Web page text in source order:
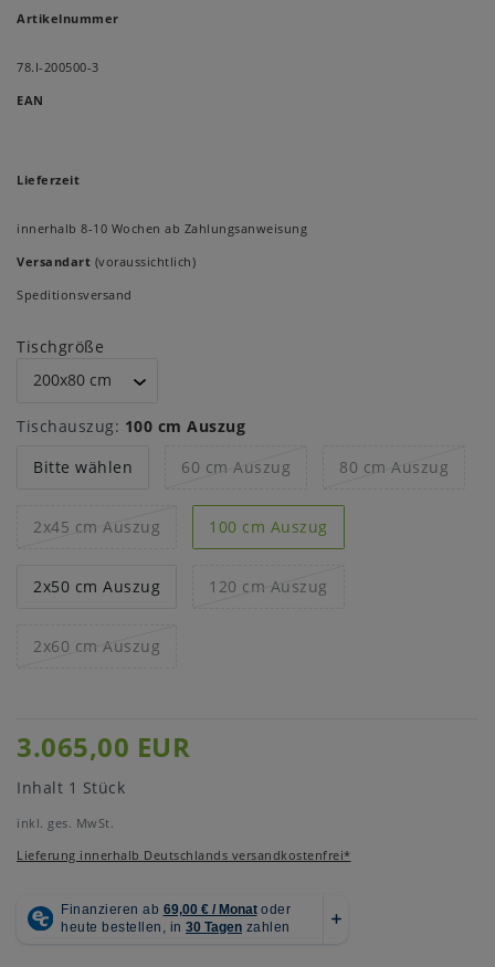
Artikelnummer
78.I-200500-3
EAN
Lieferzeit
innerhalb 8-10 Wochen ab Zahlungsanweisung
Versandart (voraussichtlich)
Speditionsversand
Tischgröße
Tischauszug: 100 cm Auszug
Bitte wählen
60 cm Auszug 80 cm Auszug
2x45 cm Auszug 100 cm Auszug
2x50 cm Auszug 120 cm Auszug
2x60 cm Auszug
3.065,00 EUR
Inhalt 1 Stück
inkl. ges. MwSt.
Lieferung innerhalb Deutschlands versandkostenfrei*